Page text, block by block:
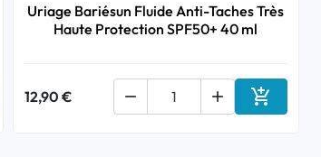
au panier
Uriage Bariésun Fluide Anti-Taches Très
Haute Protection SPF50+ 40 ml
12,90 €   Ajouter